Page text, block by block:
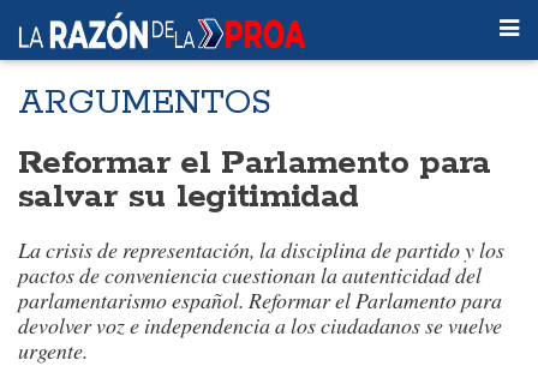
ARGUMENTOS
Reformar el Parlamento para
salvar su legitimidad
La crisis de representación, la disciplina de partido y los
pactos de conveniencia cuestionan la autenticidad del
parlamentarismo español. Reformar el Parlamento para
devolver voz e independencia a los ciudadanos se vuelve
urgente.